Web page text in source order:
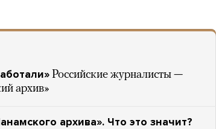
Российские журналисты —
архив»
архива». Что это значит?